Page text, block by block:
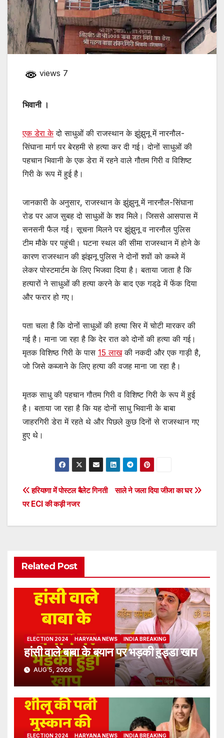
views 7
भिवानी ।
एक डेरा केदो साधुओं की राजस्थान के झुंझुनू में नारनौल-
सिंघाना मार्ग पर बेरहमी से हत्या कर दी गई। दोनों साधुओं की
पहचान भिवानी के एक डेरा में रहने वाले गौतम गिरी व विशिष्ट
गिरी के रूप में हुई है।
जानकारी के अनुसार, राजस्थान के झुंझुनू में नारनौल-सिंघाना
रोड पर आज सुबह दो साधुओं के शव मिले। जिससे आसपास में
सनसनी फैल गई। सूचना मिलने पर झुंझुनू व नारनौल पुलिस
टीम मौके पर पहुंची। घटना स्थल की सीमा राजस्थान में होने के
कारण राजस्थान की झंझनू पुलिस ने दोनों शवों को कब्जे में
लेकर पोस्टमार्टम के लिए भिजवा दिया है। बताया जाता है कि
हत्यारों ने साधुओं की हत्या करने के बाद एक गड्‌ढे में फेंक दिया
और फरार हो गए।
पता चला है कि दोनों साधुओं की हत्या सिर में चोटी मारकर की
गई है। माना जा रहा है कि देर रात को दोनों की हत्या की गई।
मृतक विशिष्ठ गिरी के पास 15 लाखकी नकदी और एक गाड़ी है,
जो जिसे कब्जाने के लिए हत्या की वजह माना जा रहा है।
मृतक साधु की पहचान गौतम गिरी व विशिष्ट गिरी के रूप में हुई
है। बताया जा रहा है कि यह दोनों साधु भिवानी के बाबा
जाहरगिरी डेरा में रहते थे और पिछले कुछ दिनों से राजस्थान गए
हुए थे।
Post
navigation
साले ने जला दिया जीजा का घर
हरियाणा में पोस्टल बैलेट गिनती
पर ECI की कड़ी नजर
Related Post
ELECTION 2024 HARYANA NEWS INDIA BREAKING
हांसी वाले बाबा के बयान पर भड़की हुड्डा खाप
AUG 5, 2026
ELECTION 2024 HARYANA NEWS INDIA BREAKING